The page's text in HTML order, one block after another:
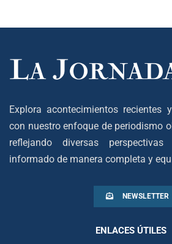
Explora acontecimientos recientes
con nuestro enfoque de periodismo
reflejando diversas
informado de manera completa y
NEWSLETTER
ENLACES ÚTILES